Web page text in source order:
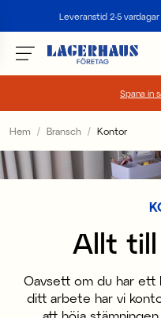
Leveranstid 2-5
Spana in
Välj språk /
DK / EUR
Hem Bransch Kontor
Allt
Oavsett om du har ett
ditt arbete har vi